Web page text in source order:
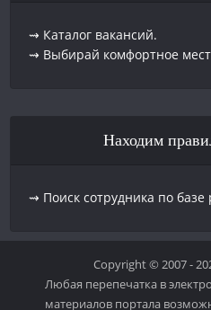
⇝ Каталог вакансий.
⇝ Выбирай комфортное
Находим
⇝ Поиск сотрудника по
Copyright © 2007 -
Любая перепечатка в
материалов портала